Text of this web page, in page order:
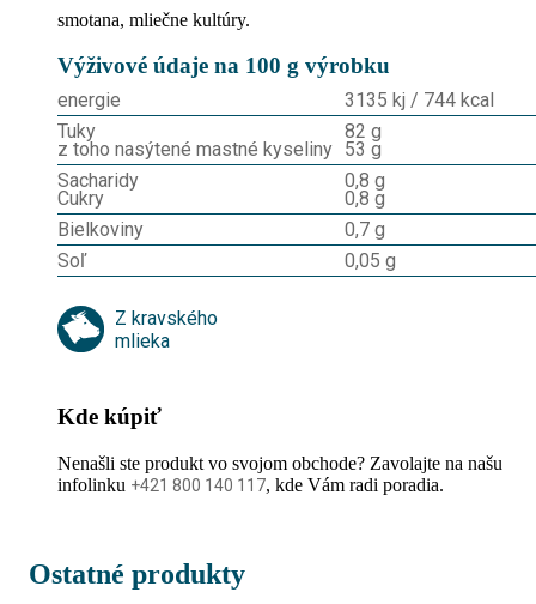
smotana, mliečne kultúry.
Výživové údaje na 100 g výrobku
energie
3135 kj / 744 kcal
Tuky
82 g
z toho nasýtené mastné kyseliny 53 g
Sacharidy
0,8 g
Cukry
0,8 g
Bielkoviny
0,7 g
Soľ
0,05 g
Z kravského
mlieka
Kde kúpiť
Nenašli ste produkt vo svojom obchode? Zavolajte na našu
infolinku +421 800 140 117, kde Vám radi poradia.
Ostatné produkty